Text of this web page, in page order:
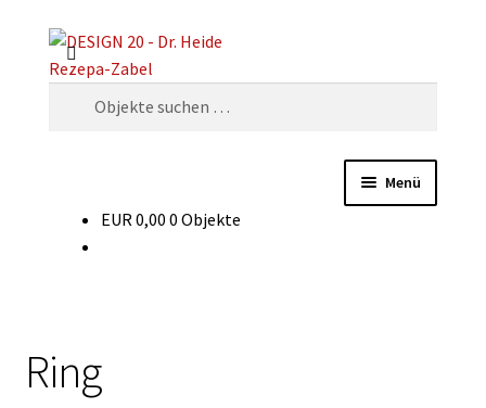
Zur
Navigation
Zum
Inhalt
Suchen
Menü
EUR 0,00 0 Objekte
Ring